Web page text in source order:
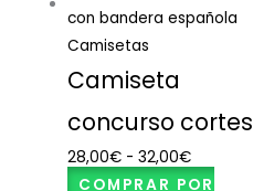
Camisetas
Camiseta
concurso cortes
28,00€ - 32,00€
COMPRAR POR